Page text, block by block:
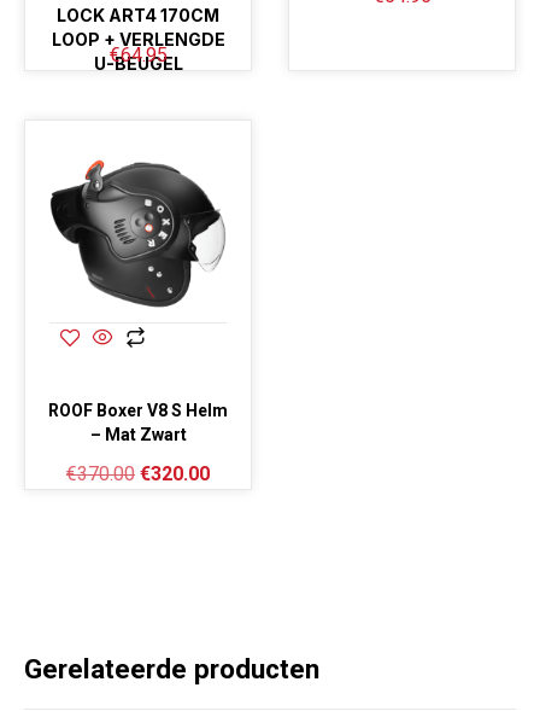
LOCK ART4 170CM
LOOP + VERLENGDE
U-BEUGEL
€64.95
ROOF Boxer V8 S Helm
– Mat Zwart
€370.00 €320.00
Gerelateerde producten